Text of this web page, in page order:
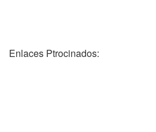
Enlaces Ptrocinados: